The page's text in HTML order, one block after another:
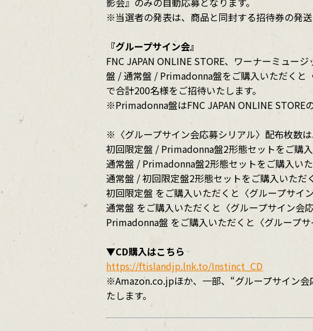
※当選者の発表は、商品と同封する招待券の発送
『グループサイン会』
FNC JAPAN ONLINE STORE、ワーナーミュー
盤 / 通常盤 / Primadonna盤をご購入いただくと
で合計200名様をご招待いたします。
※Primadonna盤はFNC JAPAN ONLINE STORE
※〈グループサイン会応募シリアル〉配布枚数は
初回限定盤 / Primadonna盤2形態セットをご購
通常盤 / Primadonna盤2形態セットをご購入い
通常盤 / 初回限定盤2形態セットをご購入いた
初回限定盤 をご購入いただくと〈グループサイ
通常盤 をご購入いただくと〈グループサイン会
Primadonna盤 をご購入いただくと〈グループ
▼CD購入はこちら
https://ftislandjp.lnk.to/Instinct_CD
※Amazon.co.jpほか、一部、“グループサイン
たします。